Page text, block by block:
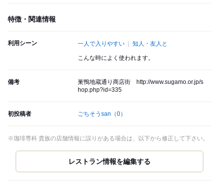
特徴・関連情報
利用シーン 一人で入りやすい 知人・友人と
こんな時によく使われます。
備考
巣鴨地蔵通り商店街 http://www.sugamo.or.jp/s
hop.php?id=335
初投稿者 ごちそうsan （0）
※珈琲専科 貴族の店舗情報に誤りがある場合は、以下から修正して下さい。